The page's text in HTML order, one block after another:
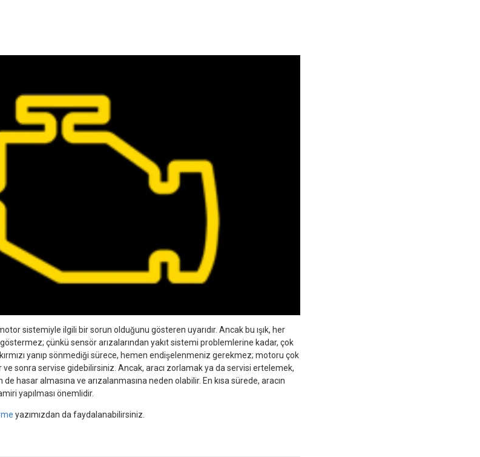
sistemiyle ilgili bir sorun olduğunu gösteren uyarıdır. Ancak bu ışık, her
çünkü sensör arızalarından yakıt sistemi problemlerine kadar, çok
yanıp sönmediği sürece, hemen endişelenmeniz gerekmez; motoru çok
sonra servise gidebilirsiniz. Ancak, aracı zorlamak ya da servisi ertelemek,
hasar almasına ve arızalanmasına neden olabilir. En kısa sürede, aracın
yapılması önemlidir.
yazımızdan da faydalanabilirsiniz.